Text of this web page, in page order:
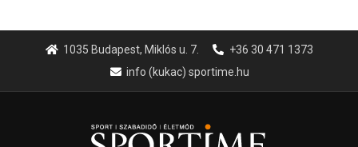
1035 Budapest, Miklós u. 7.
+36 30 471 1373
info (kukac) sportime.hu